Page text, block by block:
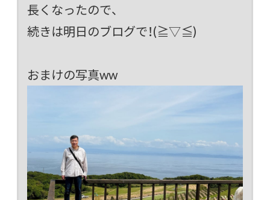
長くなったので、
続きは明日のブログで！(≧▽≦)
おまけの写真ww